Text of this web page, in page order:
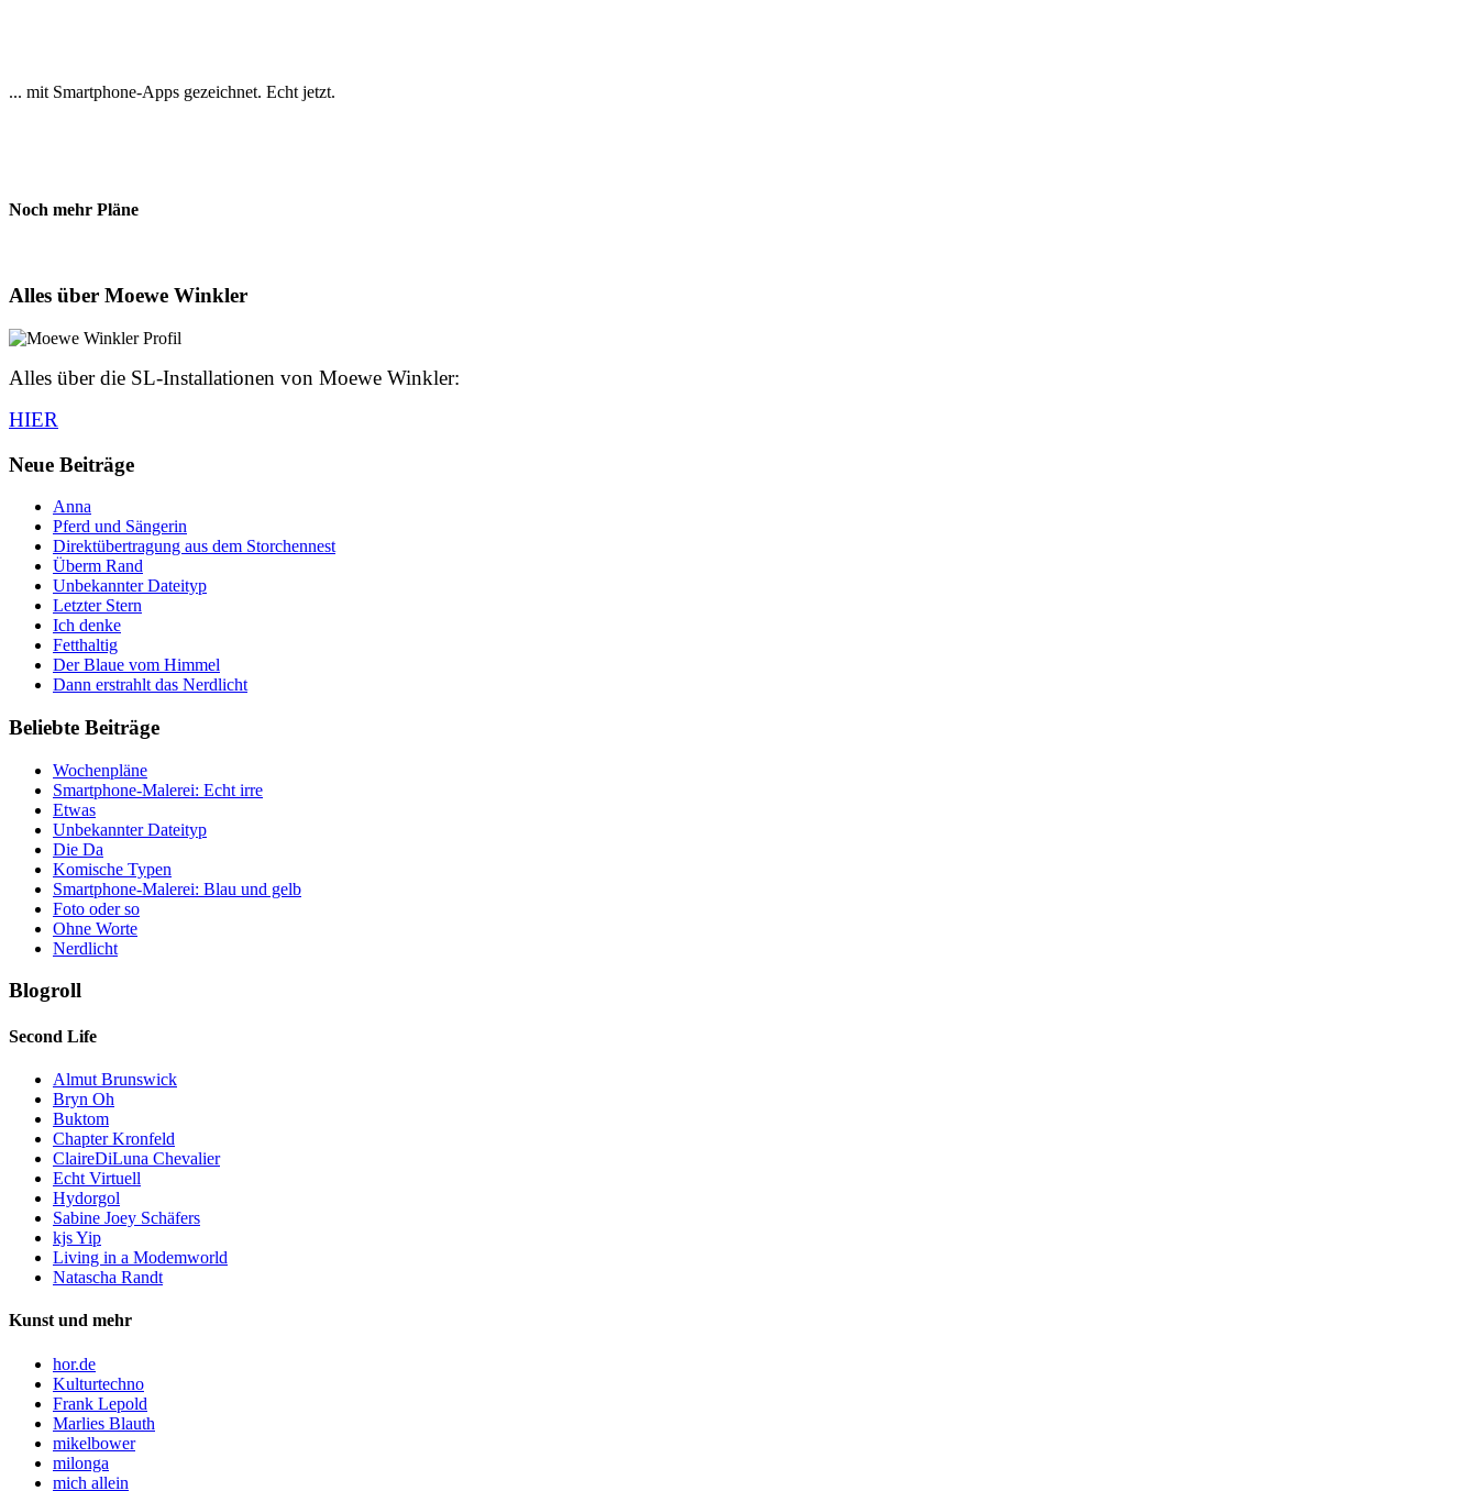
... mit Smartphone-Apps gezeichnet. Echt jetzt.
Noch mehr Pläne
Alles über Moewe Winkler
Alles über die SL-Installationen von Moewe Winkler:
HIER
Neue Beiträge
Anna
Pferd und Sängerin
Direktübertragung aus dem Storchennest
Überm Rand
Unbekannter Dateityp
Letzter Stern
Ich denke
Fetthaltig
Der Blaue vom Himmel
Dann erstrahlt das Nerdlicht
Beliebte Beiträge
Wochenpläne
Smartphone-Malerei: Echt irre
Etwas
Unbekannter Dateityp
Die Da
Komische Typen
Smartphone-Malerei: Blau und gelb
Foto oder so
Ohne Worte
Nerdlicht
Blogroll
Second Life
Almut Brunswick
Bryn Oh
Buktom
Chapter Kronfeld
ClaireDiLuna Chevalier
Echt Virtuell
Hydorgol
Sabine Joey Schäfers
kjs Yip
Living in a Modemworld
Natascha Randt
Kunst und mehr
hor.de
Kulturtechno
Frank Lepold
Marlies Blauth
mikelbower
milonga
mich allein